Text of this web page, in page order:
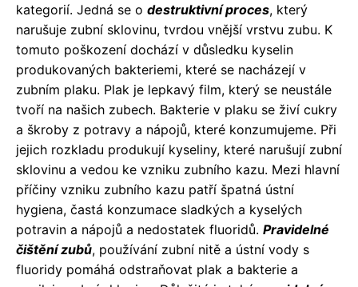
kategorií. Jedná se o destruktivní proces, který
narušuje zubní sklovinu, tvrdou vnější vrstvu zubu. K
tomuto poškození dochází v důsledku kyselin
produkovaných bakteriemi, které se nacházejí v
zubním plaku. Plak je lepkavý film, který se neustále
tvoří na našich zubech. Bakterie v plaku se živí cukry
a škroby z potravy a nápojů, které konzumujeme. Při
jejich rozkladu produkují kyseliny, které narušují zubní
sklovinu a vedou ke vzniku zubního kazu. Mezi hlavní
příčiny vzniku zubního kazu patří špatná ústní
hygiena, častá konzumace sladkých a kyselých
potravin a nápojů a nedostatek fluoridů. Pravidelné
čištění zubů, používání zubní nitě a ústní vody s
fluoridy pomáhá odstraňovat plak a bakterie a